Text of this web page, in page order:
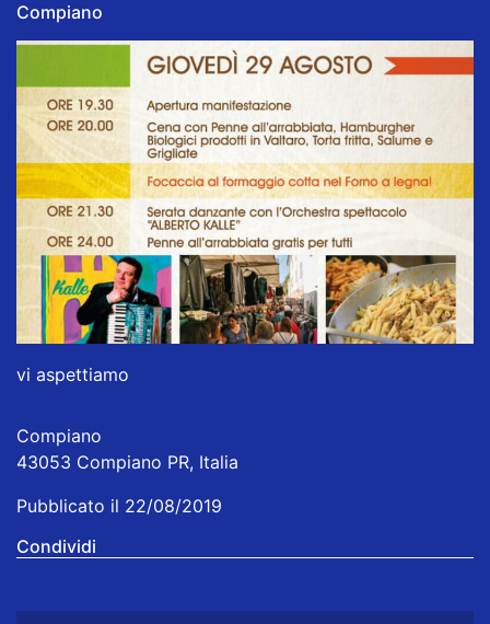
Compiano
vi aspettiamo
Compiano
43053 Compiano PR, Italia
Pubblicato il 22/08/2019
Condividi